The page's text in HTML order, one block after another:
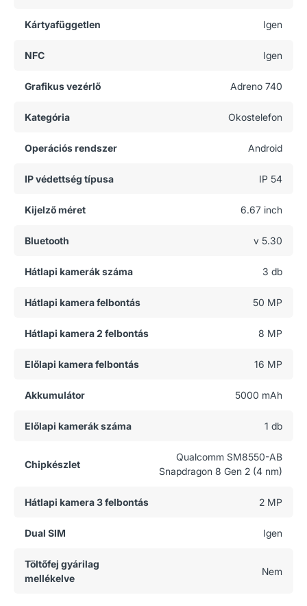
Kártyafüggetlen Igen
NFC Igen
Grafikus vezérlő Adreno 740
Kategória Okostelefon
Operációs rendszer Android
IP védettség típusa IP 54
Kijelző méret 6.67 inch
Bluetooth v 5.30
Hátlapi kamerák száma 3 db
Hátlapi kamera felbontás 50 MP
Hátlapi kamera 2 felbontás 8 MP
Előlapi kamera felbontás 16 MP
Akkumulátor 5000 mAh
Előlapi kamerák száma 1 db
Chipkészlet
Qualcomm SM8550-AB
Snapdragon 8 Gen 2 (4 nm)
Hátlapi kamera 3 felbontás 2 MP
Dual SIM Igen
Töltőfej gyárilag
mellékelve
Nem